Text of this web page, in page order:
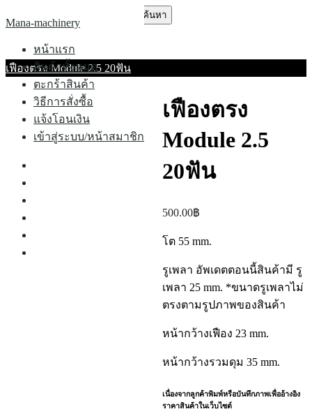
to
Mana-machinery
หน้าแรก
สินค้าทั้งหมด
ตะกร้าสินค้า
วิธีการสั่งซื้อ
แจ้งโอนเงิน
เข้าสู่ระบบ/หน้าสมาชิก
สำหรับ:
เฟืองตรง Module 2.5 20ฟัน
เฟืองตรง
Module 2.5
20ฟัน
500.00฿
โต 55mm.
รูเพลา อัพเดตตอนนี้สินค้ามี รู
เพลา 25mm. *ขนาดรูเพลาไม่
ตรงตามรูปภาพของสินค้า
หน้ากว้างเฟือง 23 mm.
หน้ากว้างรวมดุม 35 mm.
เนื่องจากลูกค้าพิมพ์หรือบันทึกภาพเพื่ออ้างอิง
ราคาสินค้าในเว็บไซต์